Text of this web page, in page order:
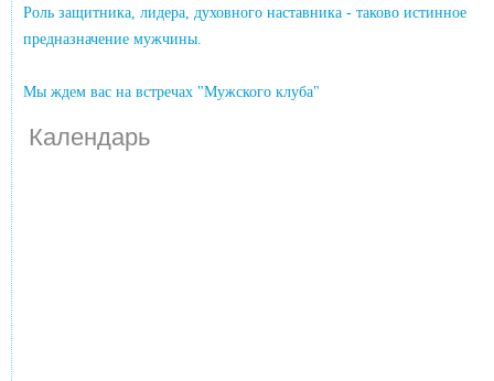
Роль защитника, лидера, духовного наставника - таково истинное
предназначение мужчины.
Мы ждем вас на встречах "Мужского клуба"
Календарь